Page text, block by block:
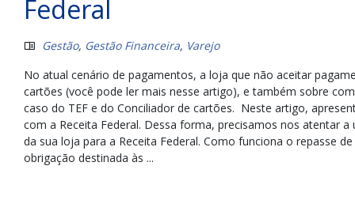
Federal
Gestão, Gestão Financeira, Varejo
No atual cenário de pagamentos, a loja que não aceitar
cartões (você pode ler mais nesse artigo), e também sobre
caso do TEF e do Conciliador de cartões. Neste artigo,
com a Receita Federal. Dessa forma, precisamos nos atentar
da sua loja para a Receita Federal. Como funciona o repasse
obrigação destinada às ...